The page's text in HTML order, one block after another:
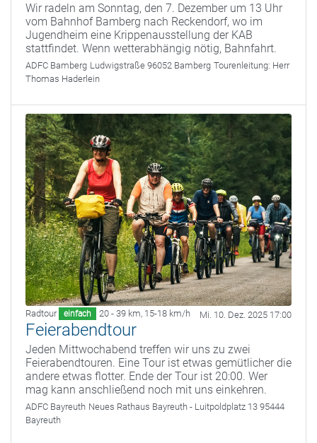
Wir radeln am Sonntag, den 7. Dezember um 13 Uhr
vom Bahnhof Bamberg nach Reckendorf, wo im
Jugendheim eine Krippenausstellung der KAB
stattfindet. Wenn wetterabhängig nötig, Bahnfahrt.
ADFC Bamberg Ludwigstraße 96052 Bamberg Tourenleitung: Herr
Thomas Haderlein
Radtour einfach 20 - 39 km, 15-18 km/h Mi. 10. Dez. 2025 17:00
Feierabendtour
Jeden Mittwochabend treffen wir uns zu zwei
Feierabendtouren. Eine Tour ist etwas gemütlicher die
andere etwas flotter. Ende der Tour ist 20:00. Wer
mag kann anschließend noch mit uns einkehren.
ADFC Bayreuth Neues Rathaus Bayreuth - Luitpoldplatz 13 95444
Bayreuth